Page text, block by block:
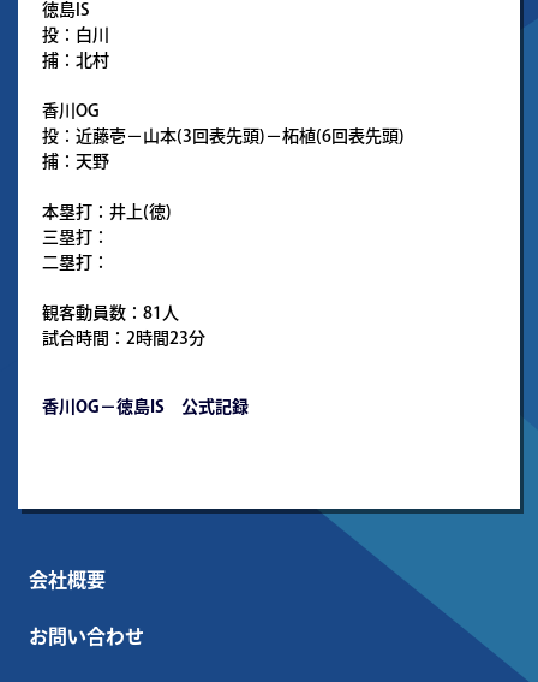
徳島IS
投：白川
捕：北村
香川OG
投：近藤壱－山本(3回表先頭)－柘植(6回表先頭)
捕：天野
本塁打：井上(徳)
三塁打：
二塁打：
観客動員数：81人
試合時間：2時間23分
香川OG－徳島IS 公式記録
会社概要
お問い合わせ